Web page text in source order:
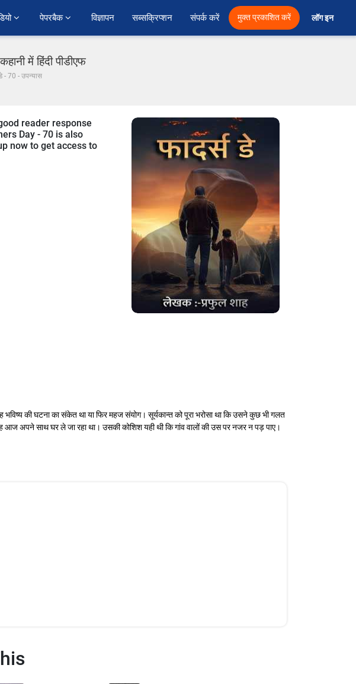
पेपरबैक विज्ञापन सब्सक्रिप्शन संपर्क करें मुक्त प्रकाशित करें लॉग इन
में हिंदी पीडीएफ
- 70 - उपन्यास
reader response
Day - 70 is also
now to get access to
की घटना का संकेत था या फिर महज संयोग। सूर्यकान्त को पूरा भरोसा था कि उसने कुछ भी गलत
आज अपने साथ घर ले जा रहा था। उसकी कोशिश यही थी कि गांव वालों की उस पर नजर न पड़ पाए।